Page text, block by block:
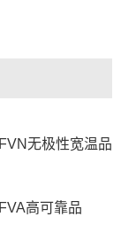
FVN无极性宽温品
FVA高可靠品